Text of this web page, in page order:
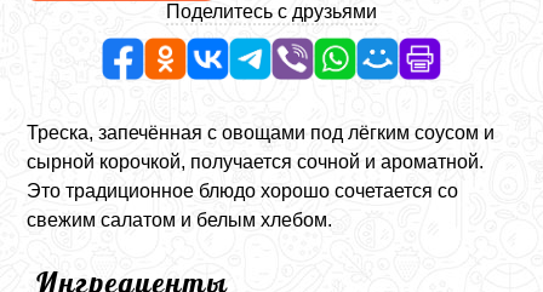
Поделитесь с друзьями
Треска, запечённая с овощами под лёгким соусом и
сырной корочкой, получается сочной и ароматной.
Это традиционное блюдо хорошо сочетается со
свежим салатом и белым хлебом.
Ингредиенты